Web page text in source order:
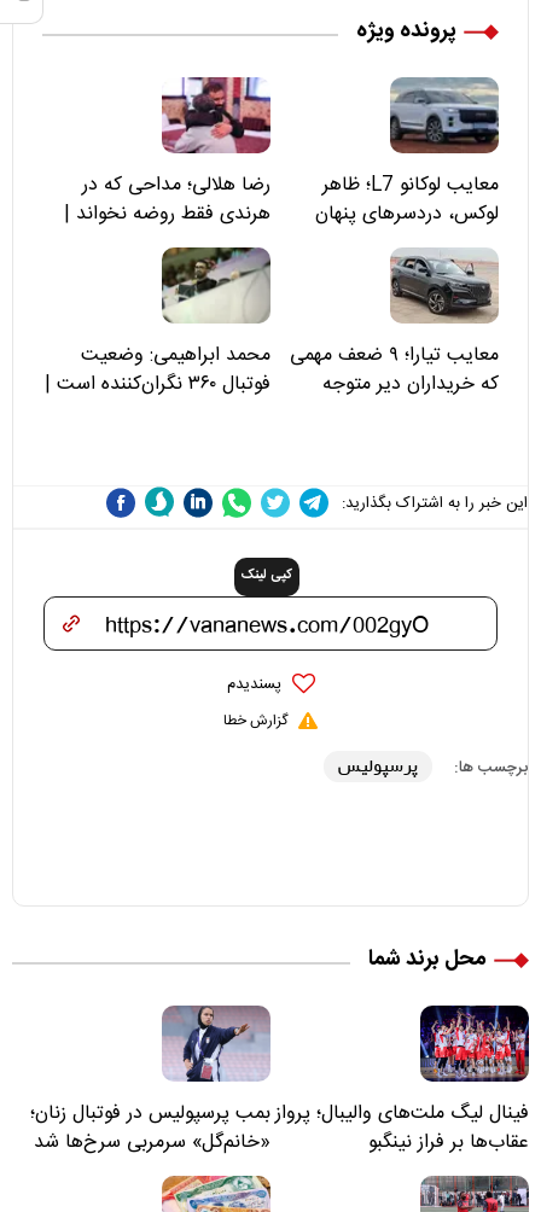
پرونده ویژه
معایب لوکانو L7؛ ظاهر
لوکس، دردسرهای پنهان
رضا هلالی؛ مداحی که در
هرندی فقط روضه نخواند |
مسئولان «تکیه‌گاه آقا مرتضی
علی(ع)» را جدی‌تر ببینند
معایب تیارا؛ ۹ ضعف مهمی
که خریداران دیر متوجه
محمد ابراهیمی: وضعیت
فوتبال ۳۶۰ نگران‌کننده است |
این خبر را به اشتراک بگذارید:
کپی لینک
پسندیدم
گزارش خطا
برچسب ها: پرسپولیس
محل برند شما
فینال لیگ ملت‌های والیبال؛ پرواز
عقاب‌ها بر فراز نینگبو
بمب پرسپولیس در فوتبال زنان؛
«خانم‌گل» سرمربی سرخ‌ها شد